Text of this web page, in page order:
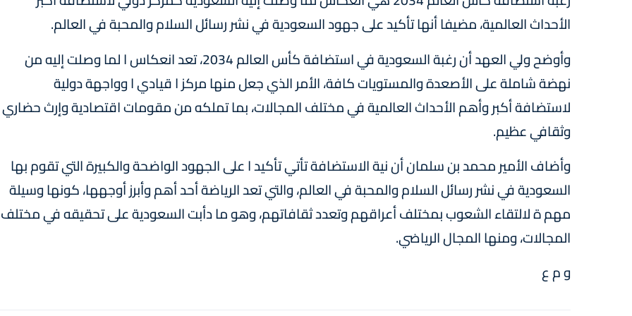
الأحداث العالمية، مضيفا أنها تأكيد على جهود السعودية في نشر رسائل السلام والمحبة في العالم.
وأوضح ولي العهد أن رغبة السعودية في استضافة كأس العالم 2034، تعد انعكاس ا لما وصلت إليه من
نهضة شاملة على الأصعدة والمستويات كافة، الأمر الذي جعل منها مركز ا قيادي ا وواجهة دولية
لاستضافة أكبر وأهم الأحداث العالمية في مختلف المجالات، بما تملكه من مقومات اقتصادية وإرث حضاري
وثقافي عظيم.
وأضاف الأمير محمد بن سلمان أن نية الاستضافة تأتي تأكيد ا على الجهود الواضحة والكبيرة التي تقوم بها
السعودية في نشر رسائل السلام والمحبة في العالم، والتي تعد الرياضة أحد أهم وأبرز أوجهها، كونها وسيلة
مهم ة لالتقاء الشعوب بمختلف أعراقهم وتعدد ثقافاتهم، وهو ما دأبت السعودية على تحقيقه في مختلف
المجالات، ومنها المجال الرياضي.
و م ع